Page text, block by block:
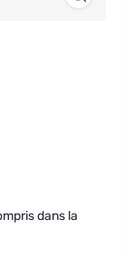
dans la